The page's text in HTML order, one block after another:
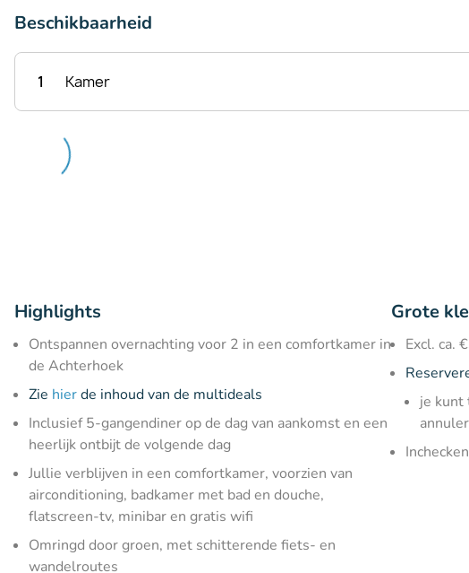
Beschikbaarheid
1 Kamer
Highlights
Ontspannen overnachting voor 2 in een comfortkamer in
de Achterhoek
Zie hierde inhoud van de multideals
Inclusief 5-gangendiner op de dag van aankomst en een
heerlijk ontbijt de volgende dag
Jullie verblijven in een comfortkamer, voorzien van
airconditioning, badkamer met bad en douche,
flatscreen-tv, minibar en gratis wifi
Omringd door groen, met schitterende fiets- en
wandelroutes
Grote
Excl. ca.
je kunt